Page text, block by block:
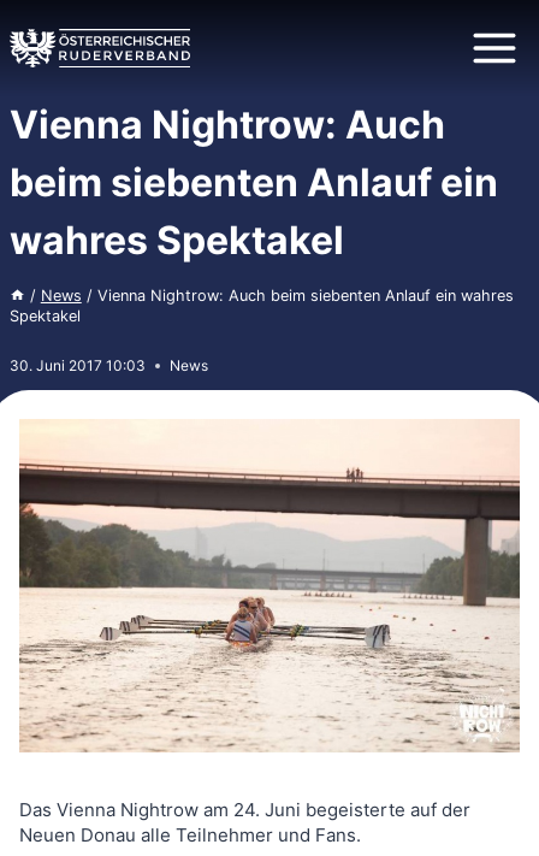
Inhalt
springen
Vienna Nightrow: Auch
beim siebenten Anlauf ein
wahres Spektakel
/ News / Vienna Nightrow: Auch beim siebenten Anlauf ein wahres
Spektakel
30. Juni 2017 10:03 News
Das Vienna Nightrow am 24. Juni begeisterte auf der
Neuen Donau alle Teilnehmer und Fans.